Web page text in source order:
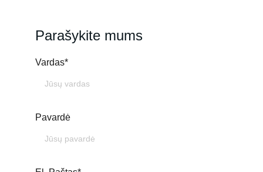
Parašykite mums
Vardas*
Pavardė